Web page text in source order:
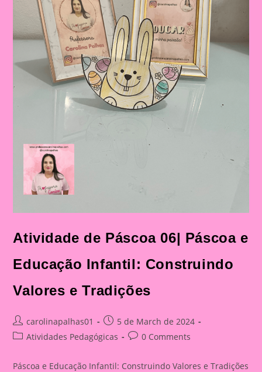
Atividade de Páscoa 06| Páscoa e
Educação Infantil: Construindo
Valores e Tradições
Post
author:
carolinapalhas01
Post
published:
5 de March de 2024
PostAtividades Pedagógicas
Post0 Comments
Páscoa e Educação Infantil: Construindo Valores e Tradições